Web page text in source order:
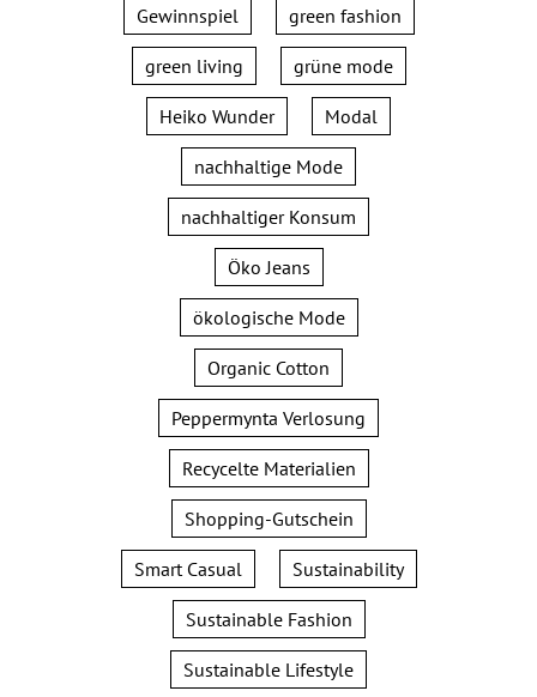
Gewinnspiel green fashion
green living grüne mode
Heiko Wunder Modal
nachhaltige Mode
nachhaltiger Konsum
Öko Jeans
ökologische Mode
Organic Cotton
Peppermynta Verlosung
Recycelte Materialien
Shopping-Gutschein
Smart Casual Sustainability
Sustainable Fashion
Sustainable Lifestyle